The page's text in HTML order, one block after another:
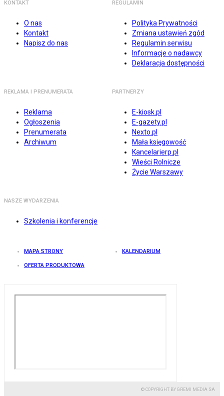
KONTAKT
O nas
Kontakt
Napisz do nas
REGULAMIN
Polityka Prywatności
Zmiana ustawień zgód
Regulamin serwisu
Informacje o nadawcy
Deklaracja dostępności
REKLAMA I PRENUMERATA
Reklama
Ogłoszenia
Prenumerata
Archiwum
PARTNERZY
E-kiosk.pl
E-gazety.pl
Nexto.pl
Mała księgowość
Kancelarierp.pl
Wieści Rolnicze
Życie Warszawy
NASZE WYDARZENIA
Szkolenia i konferencje
MAPA STRONY KALENDARIUM
OFERTA PRODUKTOWA
© COPYRIGHT BY GREMI MEDIA SA